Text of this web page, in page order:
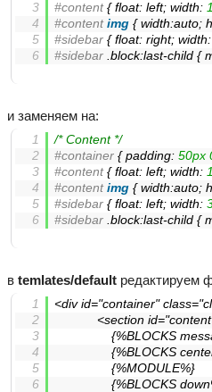
#content { float: left; width:
#content img { width:auto;
#sidebar { float: right; width:
#sidebar .block:last-child {
и заменяем на:
/* Content */
#container { padding: 50px
#content { float: left; width:
#content img { width:auto;
#sidebar { float: left; width:
#sidebar .block:last-child {
в temlates/default редактируем
<div id="container"
<section
{%BLOCKS
{%BLOCKS
				{%MODULE%}
{%BLOCKS